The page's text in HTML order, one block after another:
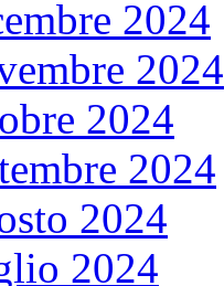
2024
2024
2024
2024
2024
2024